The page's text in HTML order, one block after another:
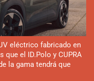
eléctrico fabricado en
que el ID.Polo y CUPRA
la gama tendrá que